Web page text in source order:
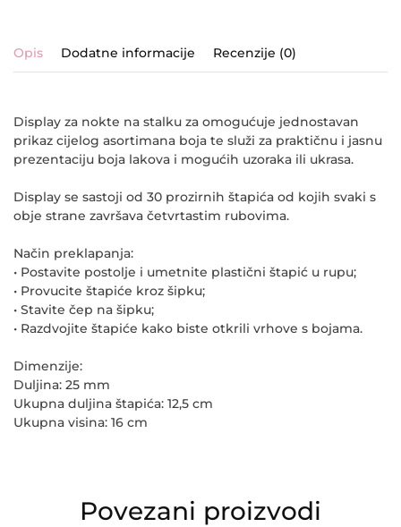
Opis Dodatne informacije Recenzije (0)
Display za nokte na stalku za omogućuje jednostavan
prikaz cijelog asortimana boja te služi za praktičnu i jasnu
prezentaciju boja lakova i mogućih uzoraka ili ukrasa.
Display se sastoji od 30 prozirnih štapića od kojih svaki s
obje strane završava četvrtastim rubovima.
Način preklapanja:
• Postavite postolje i umetnite plastični štapić u rupu;
• Provucite štapiće kroz šipku;
• Stavite čep na šipku;
• Razdvojite štapiće kako biste otkrili vrhove s bojama.
Dimenzije:
Duljina: 25 mm
Ukupna duljina štapića: 12,5 cm
Ukupna visina: 16 cm
Povezani proizvodi